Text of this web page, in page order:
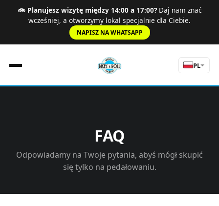
🚲 Planujesz wizytę między 14:00 a 17:00?Daj nam znać
wcześniej, a otworzymy lokal specjalnie dla Ciebie.
NAPISZ NA WHATSAPP
Szosa
Doświadczenia
Wycieczki
PL
FAQ
Odpowiadamy na Twoje pytania, abyś mógł skupić
się tylko na pedałowaniu.